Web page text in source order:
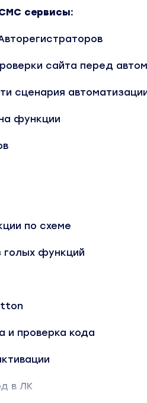
сервисы:
сайта перед
сценария
функции
по схеме
голых функций
и проверка кода
в ЛК